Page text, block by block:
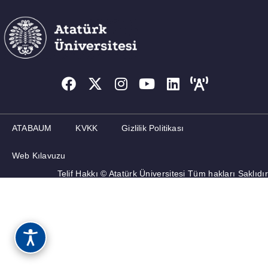
ATABAUM KVKK Gizlilik Politikası
Web Kılavuzu
Telif Hakkı © Atatürk Üniversitesi Tüm hakları Saklıdır